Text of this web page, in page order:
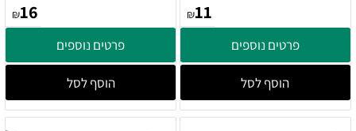
₪11
פרטים נוספים
הוסף לסל
₪16
פרטים נוספים
הוסף לסל